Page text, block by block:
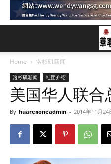
Home 洛杉矶新闻
洛杉矶新闻 社团介绍
美国华人联合
By huarenoneadmin - 2014年11月24